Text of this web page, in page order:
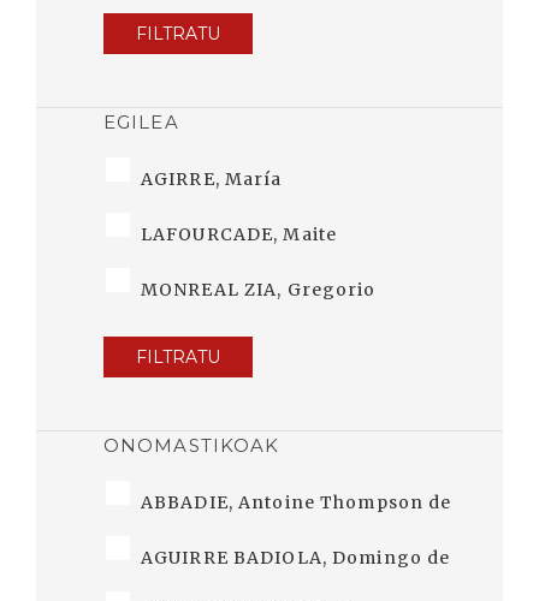
FILTRATU
EGILEA
AGIRRE, María
LAFOURCADE, Maite
MONREAL ZIA, Gregorio
FILTRATU
ONOMASTIKOAK
ABBADIE, Antoine Thompson de
AGUIRRE BADIOLA, Domingo de